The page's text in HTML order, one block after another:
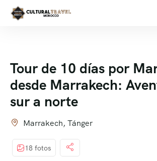
Tour de 10 días por
desde Marrakech:
sur a norte
Marrakech, Tánger
18 fotos